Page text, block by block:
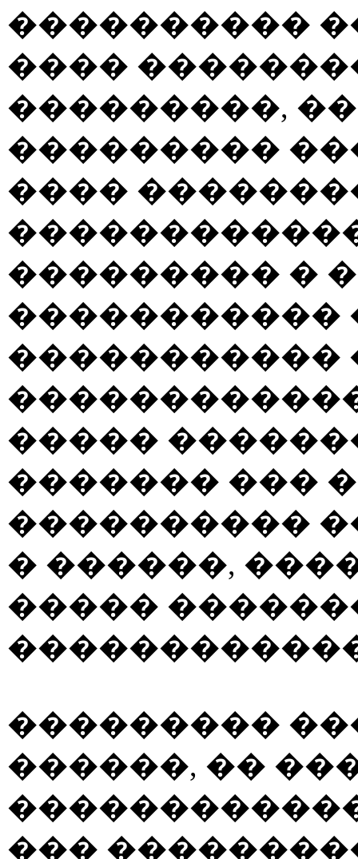
����������
����
���������,
���������
����
��������� �
�����������
�����������
�����
������� ���
����������
� ������,
�����
���������
������, ��
���